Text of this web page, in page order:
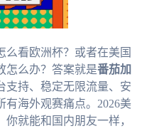
看欧洲杯？或者在美国
怎么办？答案就是番茄加
支持、稳定无限流量、安
有海外观赛痛点。2026美
你就能和国内朋友一样，